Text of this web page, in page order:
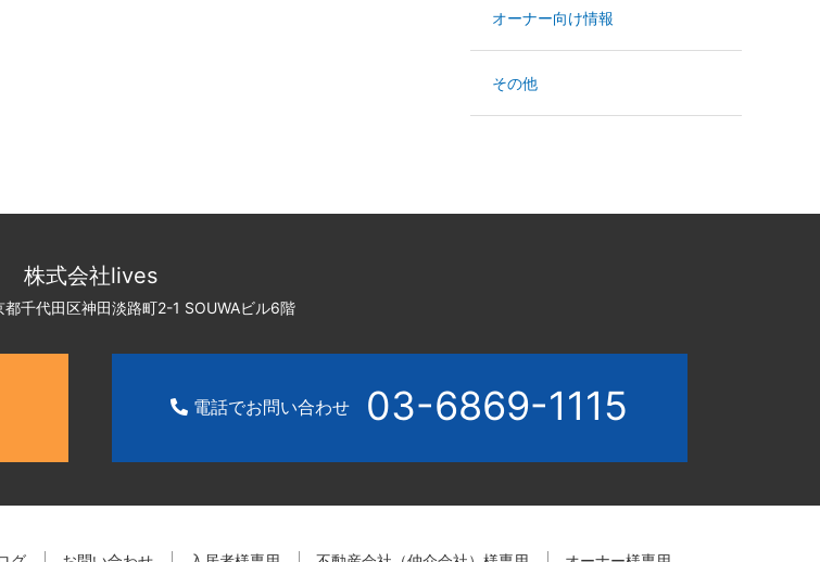
オーナー向け情報
その他
株式会社lives
千代田区神田淡路町2-1 SOUWAビル6階
電話でお問い合わせ 03-6869-1115